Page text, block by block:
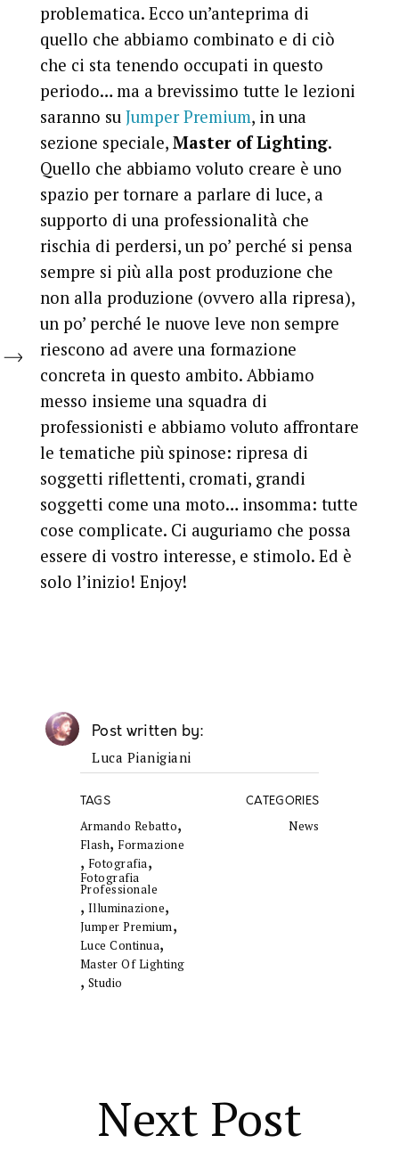
problematica. Ecco un’anteprima di
quello che abbiamo combinato e di ciò
che ci sta tenendo occupati in questo
periodo… ma a brevissimo tutte le lezioni
saranno su Jumper Premium, in una
sezione speciale, Master of Lighting.
Quello che abbiamo voluto creare è uno
spazio per tornare a parlare di luce, a
supporto di una professionalità che
rischia di perdersi, un po’ perché si pensa
sempre si più alla post produzione che
non alla produzione (ovvero alla ripresa),
un po’ perché le nuove leve non sempre
riescono ad avere una formazione
concreta in questo ambito. Abbiamo
messo insieme una squadra di
professionisti e abbiamo voluto affrontare
le tematiche più spinose: ripresa di
soggetti riflettenti, cromati, grandi
soggetti come una moto… insomma: tutte
cose complicate. Ci auguriamo che possa
essere di vostro interesse, e stimolo. Ed è
solo l’inizio! Enjoy!
Post written by
Luca Pianigiani
TAGS
Armando Rebatto,
Flash, Formazione
, Fotografia,
Fotografia
Professionale
, Illuminazione,
Jumper Premium,
Luce Continua,
Master Of Lighting
, Studio
CATEGORIES
News
Next Post